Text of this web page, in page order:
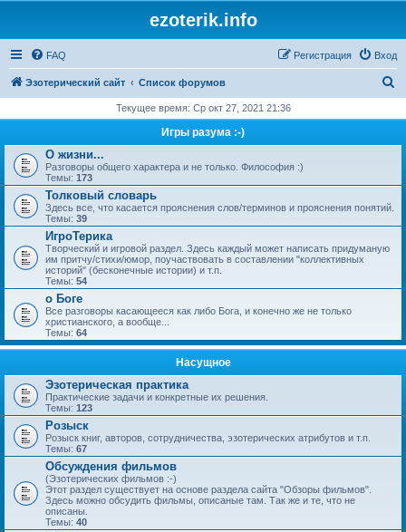
ezoterik.info
FAQ Вход
Регистрация
Эзотерический сайт Список форумов
с
Текущее время: Ср окт 27, 2021 21:36
Игры разума :-)
О жизни...
Разговоры общего характера и не только. Философия :)
Темы: 173
Толковый словарь
Здесь все, что касается прояснения слов/терминов и прояснения понятий.
Темы: 39
ИгроТерика
Творческий и игровой раздел. Здесь каждый может написать придуманую
им притчу/стихи/юмор, поучаствовать в составлении "коллективных
историй" (бесконечные истории) и т.п.
Темы: 54
о Боге
Все разговоры касающееся как либо Бога, и конечно же не только
христианского, а вообще...
Темы: 64
Насущное
Эзотерическая практика
Практические задачи и конкретные их решения.
Темы: 123
Розыск
Розыск книг, авторов, сотрудничества, эзотерических атрибутов и т.п.
Темы: 67
Обсуждения фильмов
(Эзотерических фильмов :-)
Этот раздел существует на основе раздела сайта "Обзоры фильмов".
Здесь можно обсудить фильмы, описаные там. Так же и те, что не
описаны.
Темы: 40